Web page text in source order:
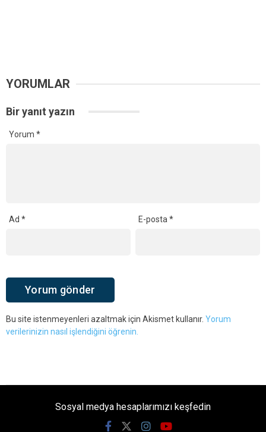
YORUMLAR
Bir yanıt yazın
Yorum *
Ad * E-posta*
Bu site istenmeyenleri azaltmak için Akismet kullanır. Yorum
verilerinizin nasıl işlendiğini öğrenin.
Sosyal medya hesaplarımızı keşfedin